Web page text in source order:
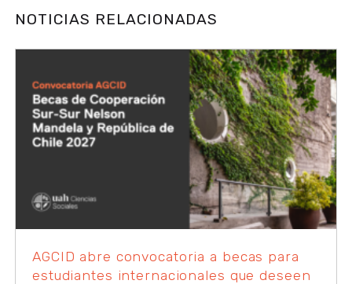
NOTICIAS RELACIONADAS
AGCID abre convocatoria a becas para
estudiantes internacionales que deseen